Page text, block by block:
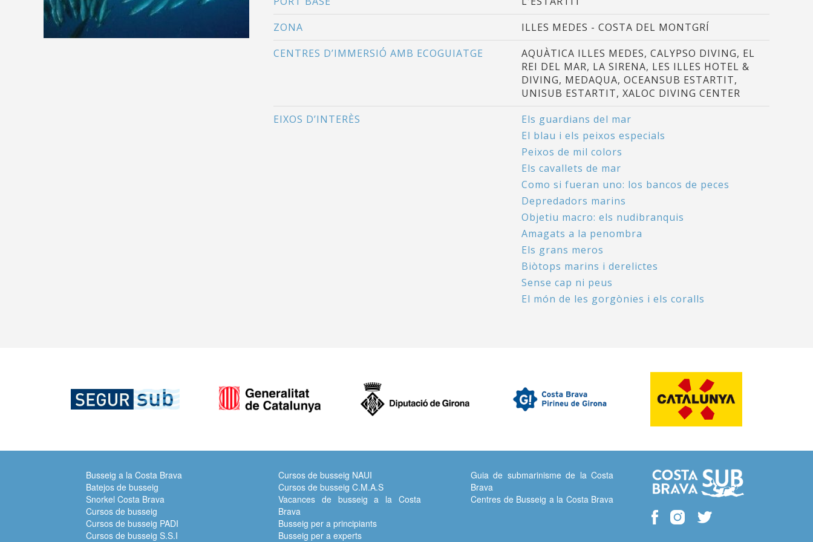
ZONA
ILLES MEDES - COSTA DEL MONTGRÍ
CENTRES D’IMMERSIÓ AMB ECOGUIATGE
AQUÀTICA ILLES MEDES, CALYPSO DIVING, EL
REI DEL MAR, LA SIRENA, LES ILLES HOTEL &
DIVING, MEDAQUA, OCEANSUB ESTARTIT,
UNISUB ESTARTIT, XALOC DIVING CENTER
EIXOS D’INTERÈS
Els guardians del mar
El blau i els peixos especials
Peixos de mil colors
Els cavallets de mar
Como si fueran uno: los bancos de peces
Depredadors marins
Objetiu macro: els nudibranquis
Amagats a la penombra
Els grans meros
Biòtops marins i derelictes
Sense cap ni peus
El món de les gorgònies i els coralls
Busseig a la Costa Brava
Batejos de busseig
Snorkel Costa Brava
Cursos de busseig
Cursos de busseig PADI
Cursos de busseig S.S.I
Cursos de busseig NAUI
Cursos de busseig C.M.A.S
Vacances de busseig a la Costa
Brava
Busseig per a principiants
Busseig per a experts
Guia de submarinisme de la Costa
Brava
Centres de Busseig a la Costa Brava